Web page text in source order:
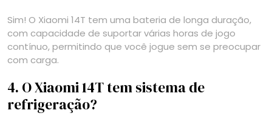
Sim! O Xiaomi 14T tem uma bateria de longa duração,
com capacidade de suportar várias horas de jogo
contínuo, permitindo que você jogue sem se preocupar
com carga.
4. O Xiaomi 14T tem sistema de
refrigeração?